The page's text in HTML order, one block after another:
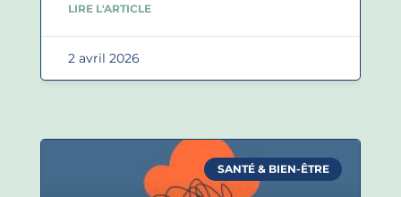
LIRE L'ARTICLE
2 avril 2026
SANTÉ & BIEN-ÊTRE